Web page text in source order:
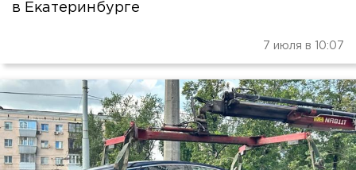
в Екатеринбурге
7 июля в 10:07